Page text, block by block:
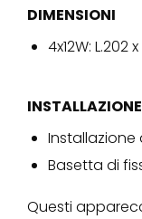
DIMENSIONI
4x12W: L.202
INSTALLAZIONE
Basetta di
Questi